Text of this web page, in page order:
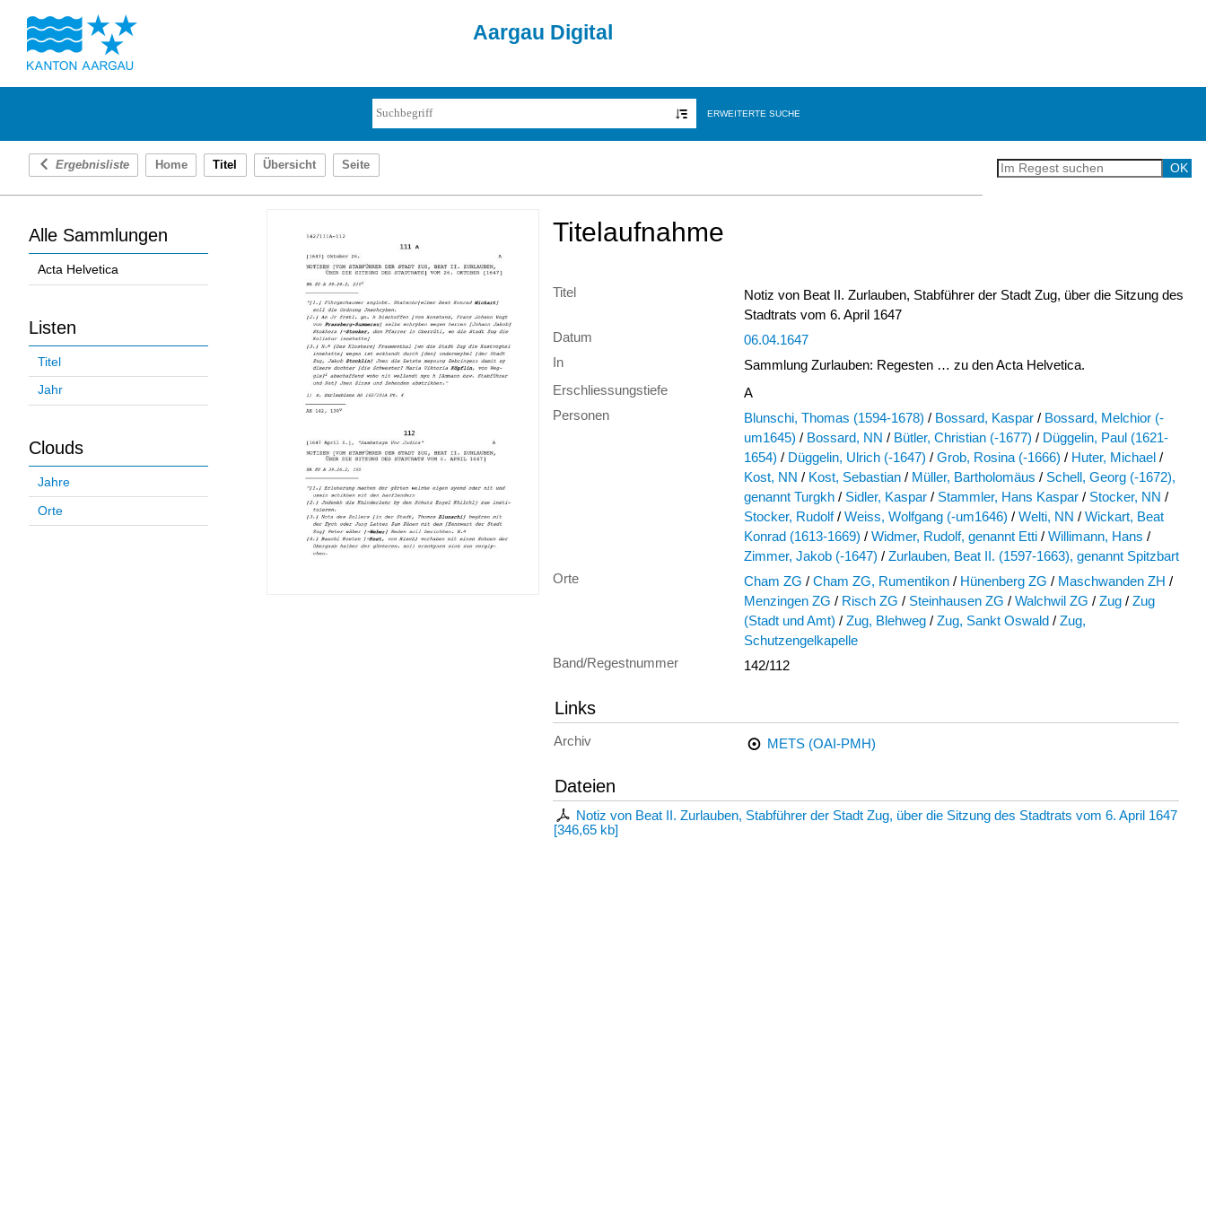
Aargau Digital
ERWEITERTE SUCHE
Ergebnisliste Home Titel Übersicht Seite
Alle Sammlungen
Acta Helvetica
Listen
Titel
Jahr
Clouds
Jahre
Orte
Titelaufnahme
Titel
Notiz von Beat II. Zurlauben, Stabführer der Stadt Zug, über die Sitzung des
Stadtrats vom 6. April 1647
Datum
06.04.1647
In
Sammlung Zurlauben: Regesten … zu den Acta Helvetica.
Erschliessungstiefe
A
Personen
Blunschi, Thomas (1594-1678) / Bossard, Kaspar / Bossard, Melchior (-
um1645) / Bossard, NN / Bütler, Christian (-1677) / Düggelin, Paul (1621-
1654) / Düggelin, Ulrich (-1647) / Grob, Rosina (-1666) / Huter, Michael /
Kost, NN / Kost, Sebastian / Müller, Bartholomäus / Schell, Georg (-1672),
genannt Turgkh / Sidler, Kaspar / Stammler, Hans Kaspar / Stocker, NN /
Stocker, Rudolf / Weiss, Wolfgang (-um1646) / Welti, NN / Wickart, Beat
Konrad (1613-1669) / Widmer, Rudolf, genannt Etti / Willimann, Hans /
Zimmer, Jakob (-1647) / Zurlauben, Beat II. (1597-1663), genannt Spitzbart
Orte
Cham ZG / Cham ZG, Rumentikon / Hünenberg ZG / Maschwanden ZH /
Menzingen ZG / Risch ZG / Steinhausen ZG / Walchwil ZG / Zug / Zug
(Stadt und Amt) / Zug, Blehweg / Zug, Sankt Oswald / Zug,
Schutzengelkapelle
Band/Regestnummer
142/112
Links
Archiv METS (OAI-PMH)
Dateien
Notiz von Beat II. Zurlauben, Stabführer der Stadt Zug, über die Sitzung des Stadtrats vom 6. April 1647
[346,65 kb]